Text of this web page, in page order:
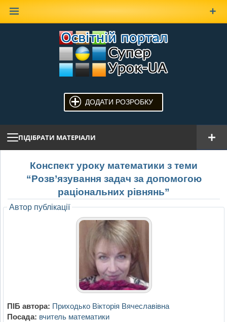
ДОДАТИ РОЗРОБКУ
ПІДІБРАТИ МАТЕРІАЛИ
Конспект уроку математики з теми
“Розв’язування задач за допомогою
раціональних рівнянь”
Автор публікації
ПІБ автора: Приходько Вікторія Вячеславівна
Посада: вчитель математики